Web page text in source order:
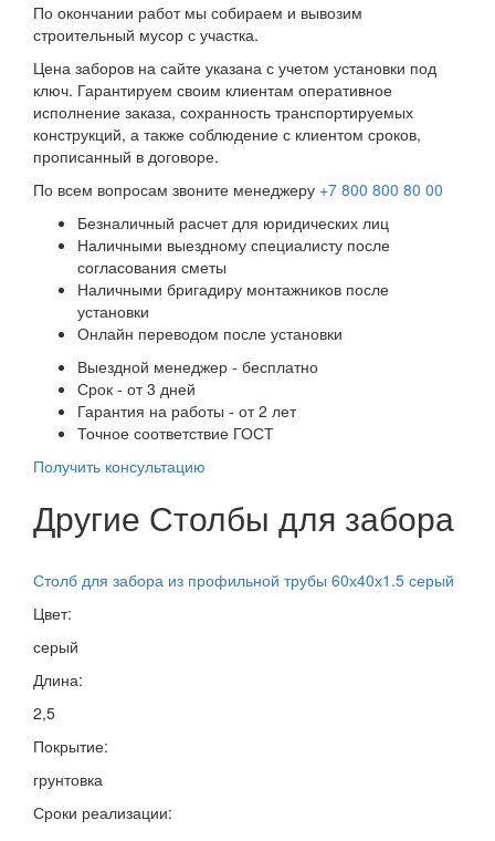
По окончании работ мы собираем и вывозим
строительный мусор с участка.
Цена заборов на сайте указана с учетом установки под
ключ. Гарантируем своим клиентам оперативное
исполнение заказа, сохранность транспортируемых
конструкций, а также соблюдение с клиентом сроков,
прописанный в договоре.
По всем вопросам звоните менеджеру +7 800 800 80 00
Безналичный расчет для юридических лиц
Наличными выездному специалисту после
согласования сметы
Наличными бригадиру монтажников после
установки
Онлайн переводом после установки
Выездной менеджер - бесплатно
Срок - от 3 дней
Гарантия на работы - от 2 лет
Точное соответствие ГОСТ
Получить консультацию
Другие Столбы для забора
Столб для забора из профильной трубы 60х40х1.5 серый
Цвет:
серый
Длина:
2,5
Покрытие:
грунтовка
Сроки реализации: